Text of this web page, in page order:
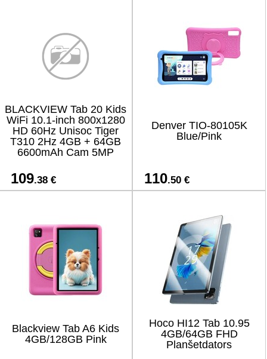
BLACKVIEW Tab 20 Kids
WiFi 10.1-inch 800x1280
HD 60Hz Unisoc Tiger
T310 2Hz 4GB + 64GB
6600mAh Cam 5MP
109.38 €
Denver TIO-80105K
Blue/Pink
110.50 €
Blackview Tab A6 Kids
4GB/128GB Pink
Hoco HI12 Tab 10.95
4GB/64GB FHD
Planšetdators